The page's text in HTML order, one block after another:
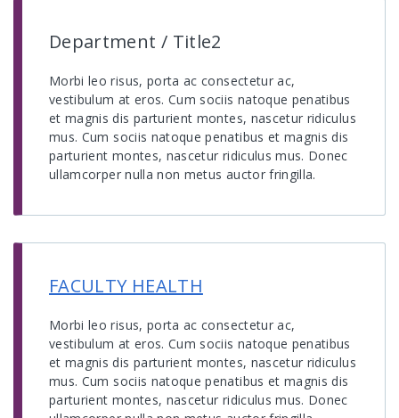
Department / Title2
Morbi leo risus, porta ac consectetur ac,
vestibulum at eros. Cum sociis natoque penatibus
et magnis dis parturient montes, nascetur ridiculus
mus. Cum sociis natoque penatibus et magnis dis
parturient montes, nascetur ridiculus mus. Donec
ullamcorper nulla non metus auctor fringilla.
FACULTY HEALTH
Morbi leo risus, porta ac consectetur ac,
vestibulum at eros. Cum sociis natoque penatibus
et magnis dis parturient montes, nascetur ridiculus
mus. Cum sociis natoque penatibus et magnis dis
parturient montes, nascetur ridiculus mus. Donec